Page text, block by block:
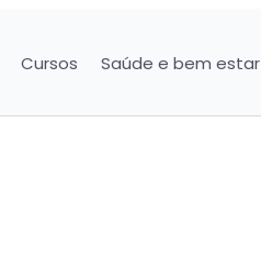
Cursos Saúde e bem estar